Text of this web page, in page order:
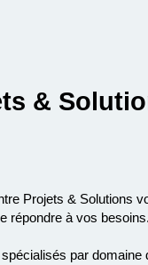
&
Projets & Solutions
répondre à vos besoins.
par